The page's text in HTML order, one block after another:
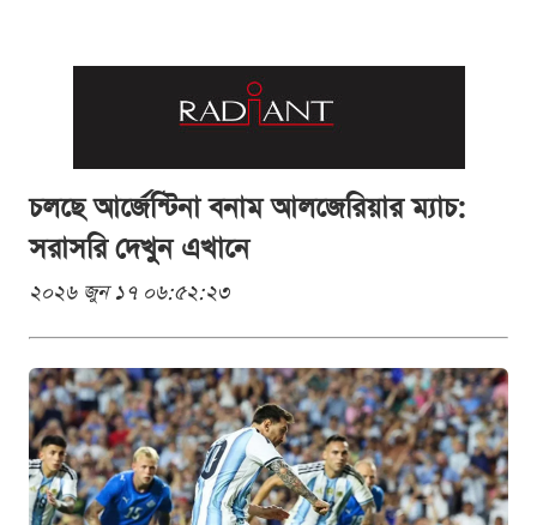
চলছে আর্জেন্টিনা বনাম আলজেরিয়ার ম্যাচ:
সরাসরি দেখুন এখানে
২০২৬ জুন ১৭ ০৬:৫২:২৩